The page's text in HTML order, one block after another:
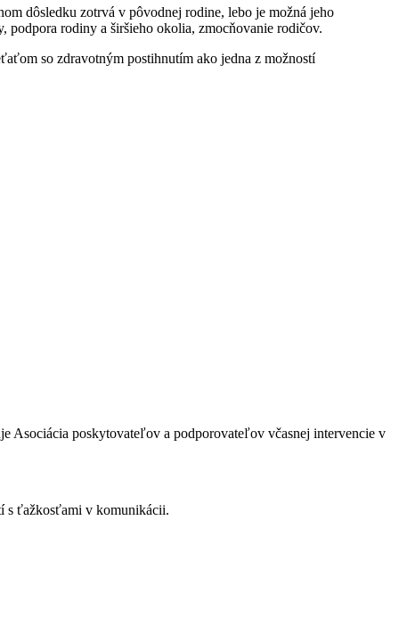
dôsledku zotrvá v pôvodnej rodine, lebo je možná jeho
rodiny a širšieho okolia, zmocňovanie rodičov.
so zdravotným postihnutím ako jedna z možností
Asociácia poskytovateľov a podporovateľov včasnej intervencie v
s ťažkosťami v komunikácii.